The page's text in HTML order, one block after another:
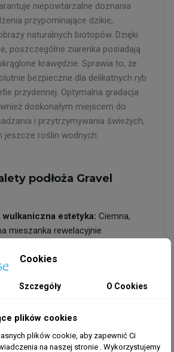
niepowtarzalne doznania
przypominające dzikie,
naturalnych biotopów. Dzięki
poszczególne ziarenka posiadają
krawędzie. Sprawia to, że
bezpieczne dla delikatnych ryb
przydennej. Optymalna gradacja
doskonałym miejscem do
i przytrzymywania świeżych,
jeszcze roślin wodnych.
podłoża Gravel
wulkaniczna estetyka: Ciemna,
mieszanka rewelacyjnie
kolorami ryb, nadając akwarium
majestatycznego
ryb dennych:
zaokrąglone brzegi ziarenek
skaleczenia wrażliwych
piskorków czy zbrojników
Cookies
Szczegóły O Cookies
plików cookies
plików cookie, aby zapewnić Ci
na naszej stronie . Wykorzystujemy